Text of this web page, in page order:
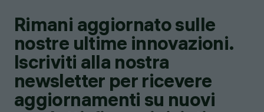
Rimani aggiornato sulle
nostre ultime innovazioni.
Iscriviti alla nostra
newsletter per ricevere
aggiornamenti su nuovi